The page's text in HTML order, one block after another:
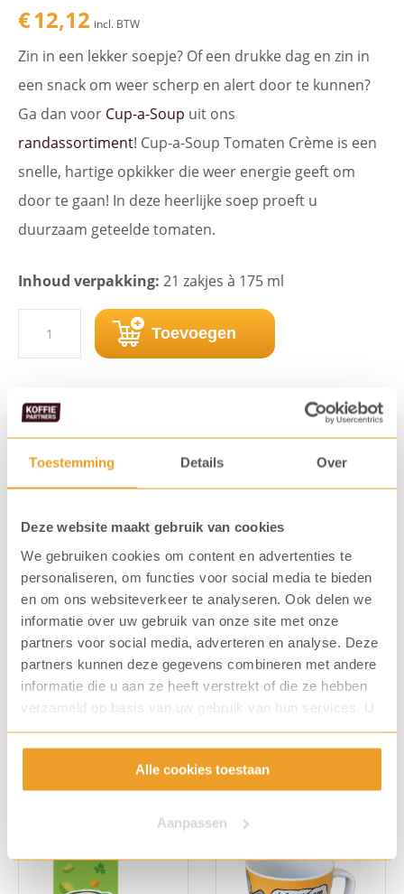
Toestemming Details Over
Deze website maakt gebruik van cookies
We gebruiken cookies om content en advertenties te
personaliseren, om functies voor social media te bieden
en om ons websiteverkeer te analyseren. Ook delen we
informatie over uw gebruik van onze site met onze
partners voor social media, adverteren en analyse. Deze
partners kunnen deze gegevens combineren met andere
informatie die u aan ze heeft verstrekt of die ze hebben
verzameld op basis van uw gebruik van hun services. U
gaat akkoord met onze cookies als u onze website blijft
gebruiken.
Alle cookies toestaan
Aanpassen
€12,12 incl. BTW
Zin in een lekker soepje? Of een drukke dag en zin in
een snack om weer scherp en alert door te kunnen?
Ga dan voor Cup-a-Soup uit ons
randassortiment! Cup-a-Soup Tomaten Crème is een
snelle, hartige opkikker die weer energie geeft om
door te gaan! In deze heerlijke soep proeft u
duurzaam geteelde tomaten.
Inhoud verpakking: 21 zakjes à 175 ml
a-
Tomaten
Crème
21
zk.
aantal
Toevoegen
Vaak gekocht samen met...
Cup-a-Soup Champignon
Crème 21 zk.
Art. nummer: 8010
€12,12
Cup-a-Soup Kip 21 zk.
Art. nummer: 8008
€12,12